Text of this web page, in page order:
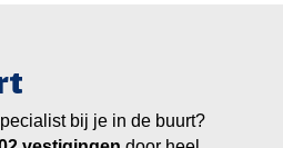
bij je in de buurt?